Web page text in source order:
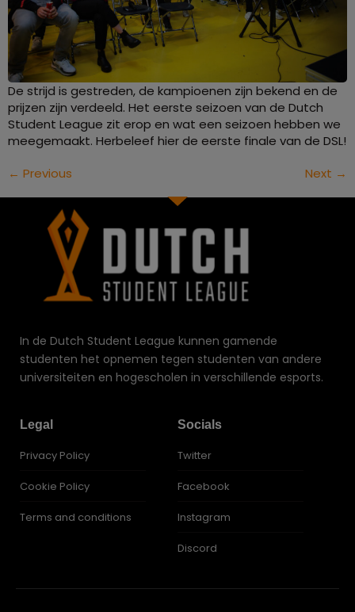
De strijd is gestreden, de kampioenen zijn bekend en de
prijzen zijn verdeeld. Het eerste seizoen van de Dutch
Student League zit erop en wat een seizoen hebben we
meegemaakt. Herbeleef hier de eerste finale van de DSL!
← Previous Next →
In de Dutch Student League kunnen gamende
studenten het opnemen tegen studenten van andere
universiteiten en hogescholen in verschillende esports.
Legal
Privacy Policy
Cookie Policy
Terms and conditions
Socials
Twitter
Facebook
Instagram
Discord